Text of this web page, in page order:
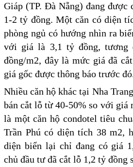
Giáp (TP. Đà Nẵng) đang được
1-2 tỷ đồng. Một căn có diện
phòng ngủ có hướng nhìn ra
với giá là 3,1 tỷ đồng, tương
đồng/m2, đây là mức giá đã
giá gốc được thông báo trước
Nhiều căn hộ khác tại Nha
bán cắt lỗ từ 40-50% so với giá
là một căn hộ condotel tiêu
Trần Phú có diện tích 38 m2,
diện biển lại chỉ đang có giá
chủ đầu tư đã cắt lỗ 1,2 tỷ đồng